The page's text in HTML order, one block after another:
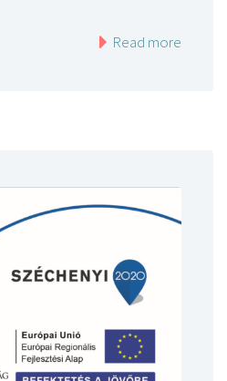
Read more